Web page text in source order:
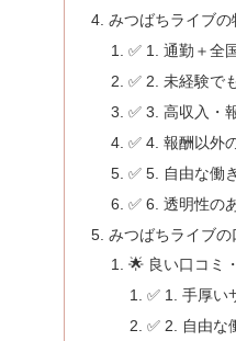
みつばちライブの
✅ 1. 通勤＋全
✅ 2. 未経験で
✅ 3. 高収入・
✅ 4. 報酬以外
✅ 5. 自由な働
✅ 6. 透明性の
みつばちライブの
🌟 良い口コミ
✅ 1. 手厚い
✅ 2. 自由な